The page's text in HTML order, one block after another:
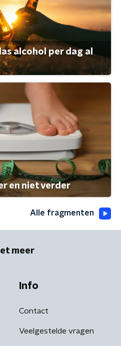
alcohol per dag al
en niet verder
Alle fragmenten
meer
Info
Contact
Veelgestelde vragen